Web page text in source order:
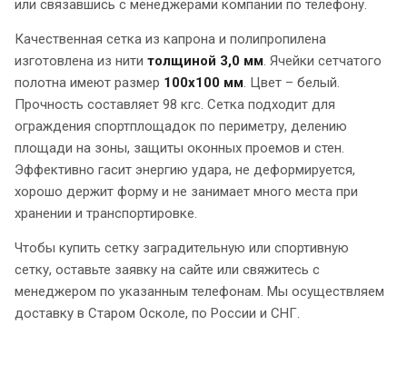
или связавшись с менеджерами компании по телефону.
Качественная сетка из капрона и полипропилена
изготовлена из нити толщиной 3,0 мм. Ячейки сетчатого
полотна имеют размер 100х100 мм. Цвет – белый.
Прочность составляет 98 кгс. Сетка подходит для
ограждения спортплощадок по периметру, делению
площади на зоны, защиты оконных проемов и стен.
Эффективно гасит энергию удара, не деформируется,
хорошо держит форму и не занимает много места при
хранении и транспортировке.
Чтобы купить сетку заградительную или спортивную
сетку, оставьте заявку на сайте или свяжитесь с
менеджером по указанным телефонам. Мы осуществляем
доставку в Старом Осколе, по России и СНГ.